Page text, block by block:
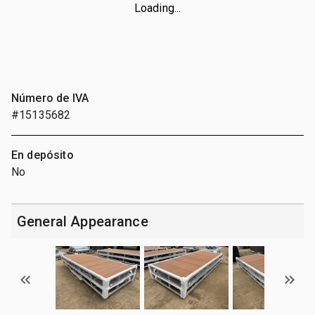
Loading...
Número de IVA
#15135682
En depósito
No
General Appearance